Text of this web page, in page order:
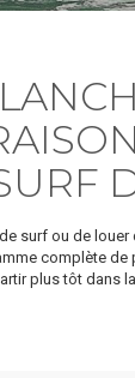
surf ou de
complète
plus tôt dans